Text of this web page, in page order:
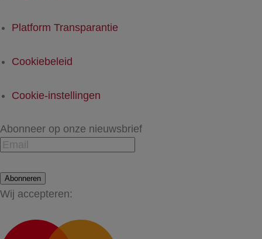
Platform Transparantie
Cookiebeleid
Cookie-instellingen
Abonneer op onze nieuwsbrief
Abonneren
Wij accepteren: